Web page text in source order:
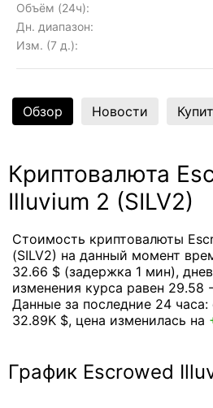
Объём (24ч):
Дн. диапазон:
Изм. (7 д.):
Обзор Новости
Криптовалюта
Illuvium 2 (SILV2)
Стоимость криптовалюты
(SILV2) на данный момент
32.66 $ (задержка 1 мин),
изменения курса равен 29.58
Данные за последние 24
32.89K $, цена изменилась на
График Escrowed